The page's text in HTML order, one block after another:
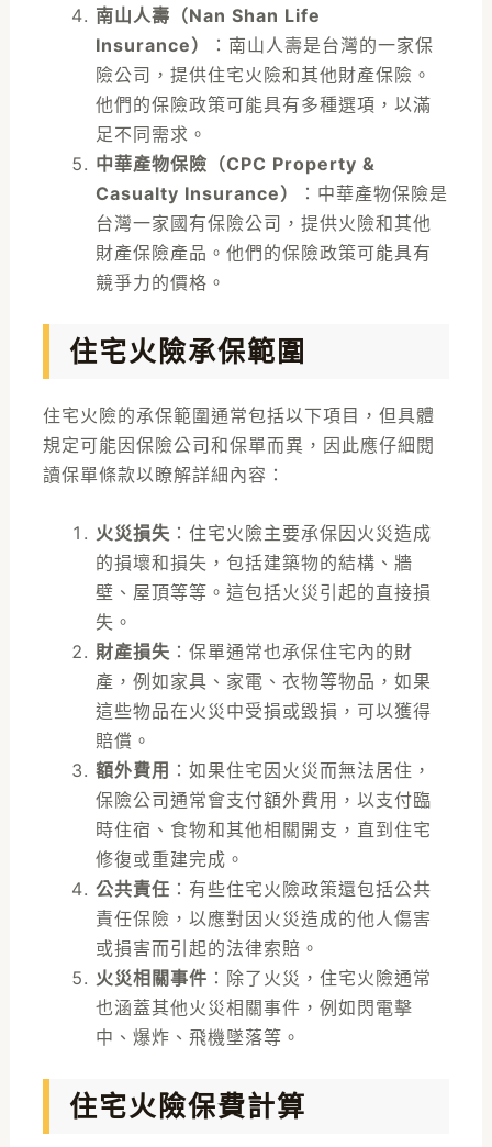
南山人壽（Nan Shan Life
Insurance）
：南山人壽是台灣的一家保
險公司，提供住宅火險和其他財產保險。
他們的保險政策可能具有多種選項，以滿
足不同需求。
中華產物保險（CPC Property &
Casualty Insurance）
：中華產物保險是
台灣一家國有保險公司，提供火險和其他
財產保險產品。他們的保險政策可能具有
競爭力的價格。
住宅火險承保範圍
住宅火險的承保範圍通常包括以下項目，但具體
規定可能因保險公司和保單而異，因此應仔細閱
讀保單條款以瞭解詳細內容：
火災損失 ：住宅火險主要承保因火災造成
的損壞和損失，包括建築物的結構、牆
壁、屋頂等等。這包括火災引起的直接損
失。
財產損失 ：保單通常也承保住宅內的財
產，例如家具、家電、衣物等物品，如果
這些物品在火災中受損或毀損，可以獲得
賠償。
額外費用 ：如果住宅因火災而無法居住，
保險公司通常會支付額外費用，以支付臨
時住宿、食物和其他相關開支，直到住宅
修復或重建完成。
公共責任 ：有些住宅火險政策還包括公共
責任保險，以應對因火災造成的他人傷害
或損害而引起的法律索賠。
火災相關事件 ：除了火災，住宅火險通常
也涵蓋其他火災相關事件，例如閃電擊
中、爆炸、飛機墜落等。
住宅火險保費計算